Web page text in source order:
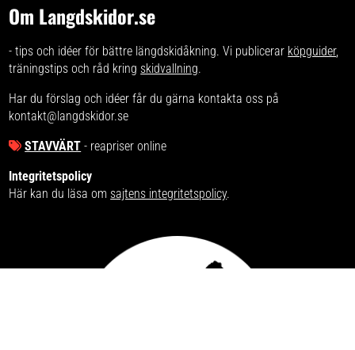
Om Langdskidor.se
- tips och idéer för bättre längdskidåkning. Vi publicerar köpguider,
träningstips och råd kring skidvallning.
Har du förslag och idéer får du gärna kontakta oss på
kontakt@langdskidor.se
STAVVÄRT - reapriser online
Integritetspolicy
Här kan du läsa om sajtens integritetspolicy.